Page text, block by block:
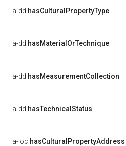
a-dd:hasCulturalPropertyType
a-dd:hasMaterialOrTechnique
a-dd:hasMeasurementCollection
a-dd:hasTechnicalStatus
a-loc:hasCulturalPropertyAddress